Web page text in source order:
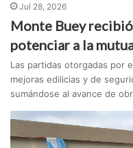
Jul 28, 2026
Monte Buey
potenciar a la
Las partidas otorgadas por
mejoras edilicias y de
sumándose al avance de